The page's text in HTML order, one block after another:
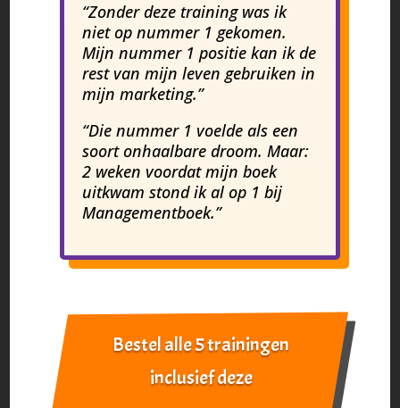
“Zonder deze training was ik
niet op nummer 1 gekomen.
Mijn nummer 1 positie kan ik de
rest van mijn leven gebruiken in
mijn marketing.”
“Die nummer 1 voelde als een
soort onhaalbare droom. Maar:
2 weken voordat mijn boek
uitkwam stond ik al op 1 bij
Managementboek.”
Bestel alle 5 trainingen
inclusief deze